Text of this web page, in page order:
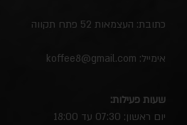
כתובת: העצמאות 52 פתח תקווה
אימייל: koffee8@gmail.com
שעות פעילות:
יום ראשון: 07:30 עד 18:00